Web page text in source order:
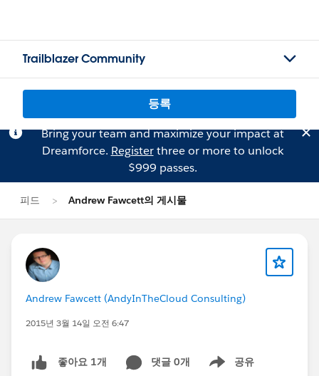
Trailblazer Community
등록
Bring your team and maximize your impact at
Dreamforce. Registerthree or more to unlock
$999 passes.
피드 Andrew Fawcett의 게시물
Andrew Fawcett (AndyInTheCloud Consulting)
2015년 3월 14일 오전 6:47
좋아요 1개 댓글 0개 공유
Show menu